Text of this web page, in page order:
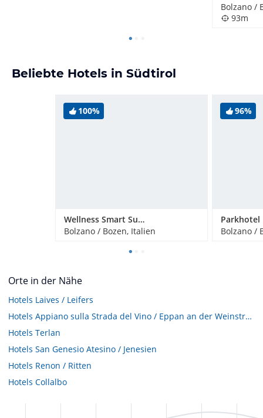
Bolzano /
93m
Beliebte Hotels in Südtirol
100%
Wellness Smart Suites
Bolzano / Bozen, Italien
96%
Parkhotel
Bolzano /
Orte in der Nähe
Hotels Laives / Leifers
Hotels Appiano sulla Strada del Vino / Eppan an der Weinstraße
Hotels Terlan
Hotels San Genesio Atesino / Jenesien
Hotels Renon / Ritten
Hotels Collalbo